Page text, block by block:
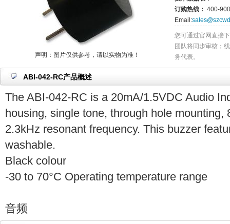
声明：图片仅供参考，请以实物为准！
订购热线： 400-
Email:
您可通过官网直接
团队将同步审核；
务代表。
ABI-042-RC产品概述
The ABI-042-RC is a 20mA/1.5VDC Audio
housing, single tone, through hole mounting,
2.3kHz resonant frequency. This buzzer
washable.
Black colour
-30 to 70°C Operating temperature range
音频